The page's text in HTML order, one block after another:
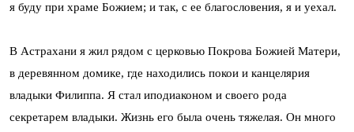
я буду при храме Божием; и так, с ее благословения, я и уехал.
В Астрахани я жил рядом с церковью Покрова Божией Матери,
в деревянном домике, где находились покои и канцелярия
владыки Филиппа. Я стал иподиаконом и своего рода
секретарем владыки. Жизнь его была очень тяжелая. Он много